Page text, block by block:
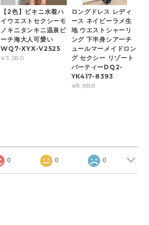
【2色】ビキニ水着ハ
イウエストセクシーモ
ノキニタンキニ温泉ビ
ーチ海大人可愛い
WQ7-XYX-V2525
¥3,580
ロングドレス レディ
ース ネイビーラメ生
地 ウエストシャーリ
ング 下半身シアーチ
ュールマーメイドロン
グ セクシー リゾート
パーティーDQ2-
YK417-8393
¥8,888
0 0 0